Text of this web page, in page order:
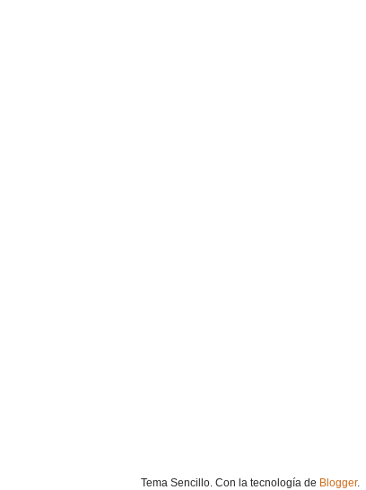
Tema Sencillo. Con la tecnología de Blogger.